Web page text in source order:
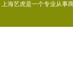
上海艺虎是一个专业从事